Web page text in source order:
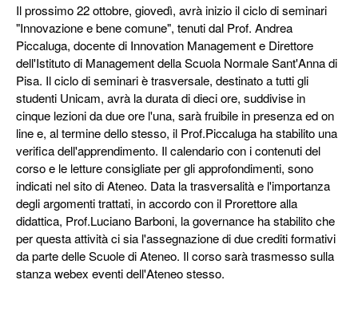
Il prossimo 22 ottobre, giovedì, avrà inizio il ciclo di seminari
"Innovazione e bene comune", tenuti dal Prof. Andrea
Piccaluga, docente di Innovation Management e Direttore
dell'Istituto di Management della Scuola Normale Sant'Anna di
Pisa. Il ciclo di seminari è trasversale, destinato a tutti gli
studenti Unicam, avrà la durata di dieci ore, suddivise in
cinque lezioni da due ore l'una, sarà fruibile in presenza ed on
line e, al termine dello stesso, il Prof.Piccaluga ha stabilito una
verifica dell'apprendimento. Il calendario con i contenuti del
corso e le letture consigliate per gli approfondimenti, sono
indicati nel sito di Ateneo. Data la trasversalità e l'importanza
degli argomenti trattati, in accordo con il Prorettore alla
didattica, Prof.Luciano Barboni, la governance ha stabilito che
per questa attività ci sia l'assegnazione di due crediti formativi
da parte delle Scuole di Ateneo. Il corso sarà trasmesso sulla
stanza webex eventi dell'Ateneo stesso.